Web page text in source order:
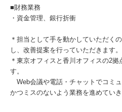
■財務業務
・資金管理、銀行折衝
＊担当として手を動かしていただく
し、改善提案を行っていただきます。
＊東京オフィスと香川オフィスの2
す。
Web会議や電話・チャットでコミ
かつミスのないよう業務を進めていき